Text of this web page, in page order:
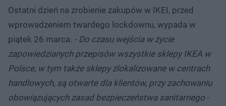
Ostatni dzień na zrobienie zakupów w IKEI, przed
wprowadzeniem twardego lockdownu, wypada w
piątek 26 marca. - Do czasu wejścia w życie
zapowiedzianych przepisów wszystkie sklepy IKEA w
Polsce, w tym także sklepy zlokalizowane w centrach
handlowych, są otwarte dla klientów, przy zachowaniu
obowiązujących zasad bezpieczeństwa sanitarnego -